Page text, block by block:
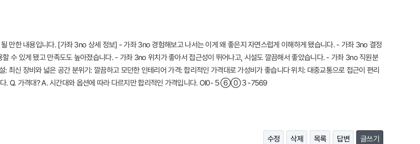
내용입니다. [가좌 3no 상세 정보] - 가좌 3no 경험해보고 나서는 이게 왜 좋은지 자연스럽게 이해하게 됐습니다. - 가좌 3no 결정
수 있게 됐고 만족도도 높아졌습니다. - 가좌 3no 위치가 좋아서 접근성이 뛰어나고, 시설도 깔끔해서 좋았습니다. - 가좌 3no 직원분
신 장비와 넓은 공간 분위기: 깔끔하고 모던한 인테리어 가격: 합리적인 가격대로 가성비가 좋습니다 위치: 대중교통으로 접근이 편리
다. Q. 가격대? A. 시간대와 옵션에 따라 다르지만 합리적인 가격입니다. Ol0-５⑥⓪３-7569
수정 삭제 목록 답변 글쓰기